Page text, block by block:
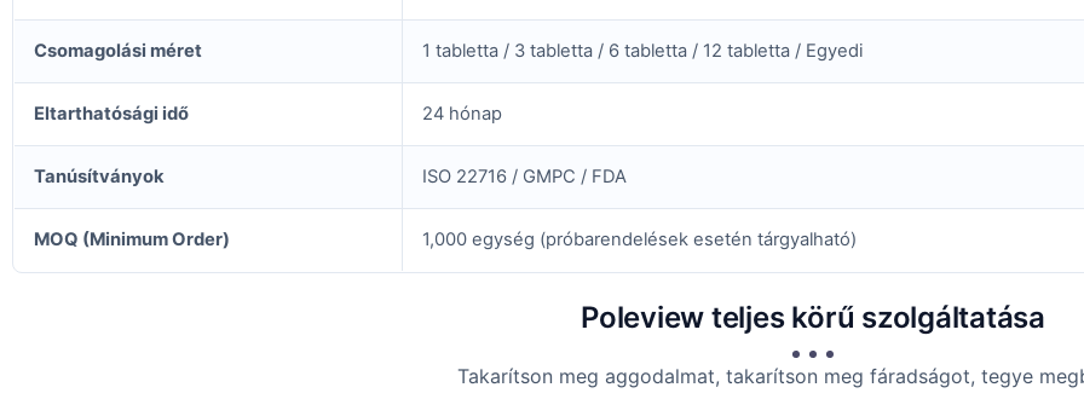
Csomagolási méret 1 tabletta / 3 tabletta / 6 tabletta / 12 tabletta / Egyedi
Eltarthatósági idő 24 hónap
Tanúsítványok ISO 22716 / GMPC / FDA
MOQ (Minimum Order) 1,000 egység (próbarendelések esetén tárgyalható)
Poleview teljes körű szolgáltatása
Takarítson meg aggodalmat, takarítson meg fáradságot, tegye